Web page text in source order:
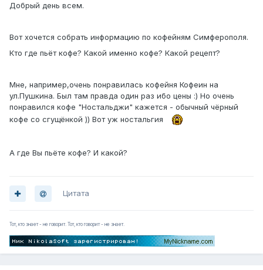
Добрый день всем.
Вот хочется собрать информацию по кофейням Симферополя.
Кто где пьёт кофе? Какой именно кофе? Какой рецепт?
Мне, например,очень понравилась кофейня Кофеин на
ул.Пушкина. Был там правда один раз ибо цены :) Но очень
понравился кофе "Ностальджи" кажется - обычный чёрный
кофе со сгущёнкой )) Вот уж ностальгия
А где Вы пьёте кофе? И какой?
Цитата
Тот, кто знает - не говорит. Тот, кто говорит - не знает.